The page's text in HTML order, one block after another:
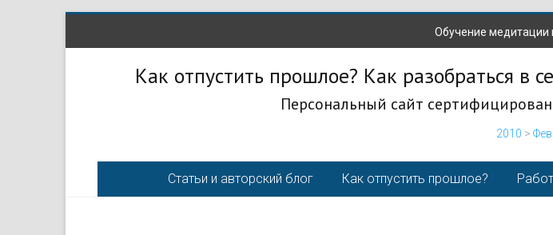
Обучение медитации
Как отпустить прошлое? Как разобраться в
Персональный сайт
2010 >
Статьи и авторский блог Как отпустить прошлое?